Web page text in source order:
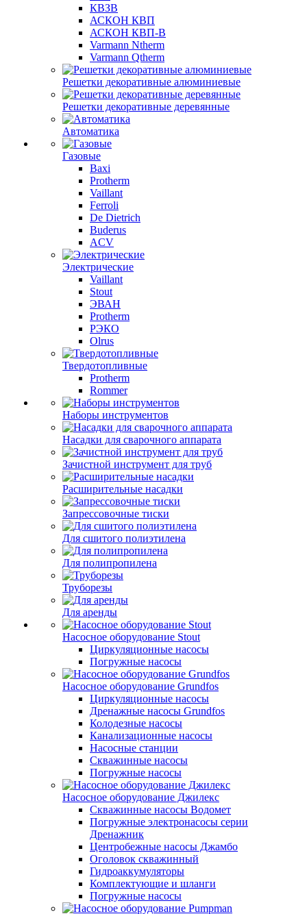
КВЗВ
АСКОН КВП
АСКОН КВП-В
Varmann Ntherm
Varmann Qtherm
Решетки декоративные алюминиевые
Решетки декоративные деревянные
Автоматика
Газовые
Baxi
Protherm
Vaillant
Ferroli
De Dietrich
Buderus
ACV
Электрические
Vaillant
Stout
ЭВАН
Protherm
РЭКО
Olrus
Твердотопливные
Protherm
Rommer
Наборы инструментов
Насадки для сварочного аппарата
Зачистной инструмент для труб
Расширительные насадки
Запрессовочные тиски
Для сшитого полиэтилена
Для полипропилена
Труборезы
Для аренды
Насосное оборудование Stout
Циркуляционные насосы
Погружные насосы
Насосное оборудование Grundfos
Циркуляционные насосы
Дренажные насосы Grundfos
Колодезные насосы
Канализационные насосы
Насосные станции
Скважинные насосы
Погружные насосы
Насосное оборудование Джилекс
Скважинные насосы Водомет
Погружные электронасосы серии
Дренажник
Центробежные насосы Джамбо
Оголовок скважинный
Гидроаккумуляторы
Комплектующие и шланги
Погружные насосы